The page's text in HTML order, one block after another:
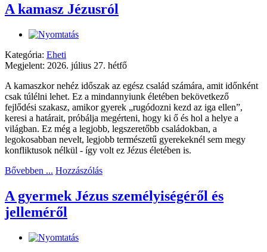
A kamasz Jézusról
Kategória: Eheti
Megjelent: 2026. július 27. hétfő
A kamaszkor nehéz időszak az egész család számára, amit időnként
csak túlélni lehet. Ez a mindannyiunk életében bekövetkező
fejlődési szakasz, amikor gyerek „rugódozni kezd az iga ellen”,
keresi a határait, próbálja megérteni, hogy ki ő és hol a helye a
világban. Ez még a legjobb, legszeretőbb családokban, a
legokosabban nevelt, legjobb természetű gyerekeknél sem megy
konfliktusok nélkül - így volt ez Jézus életében is.
Bővebben ... Hozzászólás
A gyermek Jézus személyiségéről és
jelleméről